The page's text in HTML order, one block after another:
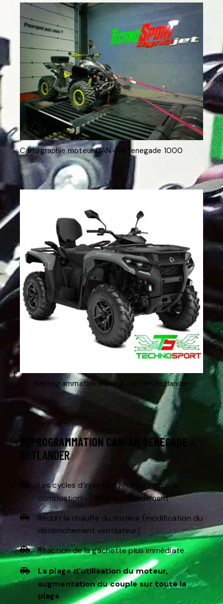
Cartographie moteur CAN-AM renegade 1000
Reprogrammation moteur can-am outlander
REPROGRAMMATION CAN-AM RENEGADE
OUTLANDER
Les cycles d’injection, Meilleur ratio de
combustion = Fiabilité + Rendement
Réduit la chauffe du moteur (modification du
déclenchement ventilateur)
Réaction de la gâchette plus immédiate
La plage d’utilisation du moteur,
augmentation du couple sur toute la
plage